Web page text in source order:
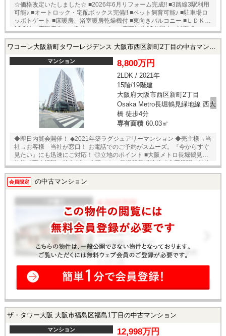
☆価格改定いたしました☆ ■2026年6月リフォーム完成!! ■3路線3駅利用
可能♪ ■オートロック・宅配ボックス完備!! ■ペット飼育可能♪ ■駐車場ロ
ッボトゲート ■床暖房、浴室暖房乾燥機付 ■東向きバルコニー ■ＬＤＫ約
16.9帖（床暖房有） ■学校・スーパー・病院徒歩10分圏内 ■対面式シス
テムキッチン ★即日内覧可能物件！お好きな日時でご内覧可能！★当店
までお電話いただくか、もしくは24時間対応可能「内覧予約・お問い合
広告している物件も同時に紹介・案内可能です。 併せて内覧を希望され
る際は、物件名を担当者までお申し付け下さい。
ワコーレ大阪新町タワーレジデンス 大阪市西区新町2丁目の中古マンション
マンション 8,800万円
2LDK / 2021年
15階/19階建
大阪府大阪市西区新町2丁目
Osaka Metro長堀鶴見緑地線 西大
橋 徒歩4分
専有面積 60.03㎡
◆即日内覧会開催！ ◆2021年築ラグジュアリーマンション ◆売主様→当
社→お客様 当社が窓口！ お電話でのご予約がスムーズ。『今からすぐ
見たい』にも迅速にご対応！ ◎立地のポイント ■大阪メトロ長堀鶴見緑
地線「西大橋駅」徒歩4分 ■大阪メトロ長堀鶴見緑地線「心斎橋駅」徒歩
のゆったりとした１SLDK北西角部屋、２LDKに間取り変更して引渡しも
可能です ■約21.5帖のLDKで広々と生活できますよ。 ■ペット飼育可能
◎ご案内・物件パンフレットのご請求はお気軽にどうぞ♪ ★即日内覧可能
物件！お好きな日時でご内覧可能！★ 当店までお電話いただくか、もし
くは24時間対応可能「内覧予約・お問い合わせ」フォームよりお問い合
わせ下さい！業務に精通したスタッフが丁寧に対応致します。ご来店が
困難な場合は、ご希望場所でのお待ち合わせも可能です。 ※当社ではネ
ットで他社様が広告している物件も同時に紹介・案内可能です。 併せて
内覧を希望される際は、物件名を担当者までお申し付け下さい。
会員限定 の中古マンション
ザ・タワー大阪 大阪市福島区福島1丁目の中古マンション
マンション 12,998万円